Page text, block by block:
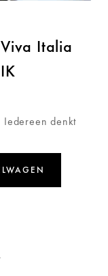
Italia
Iedereen denkt